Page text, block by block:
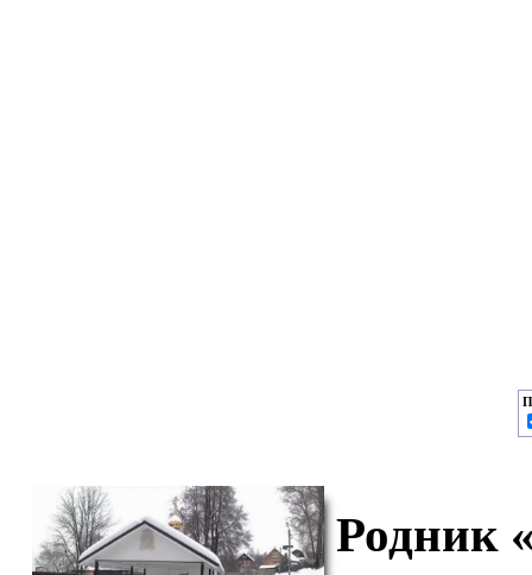
Родник